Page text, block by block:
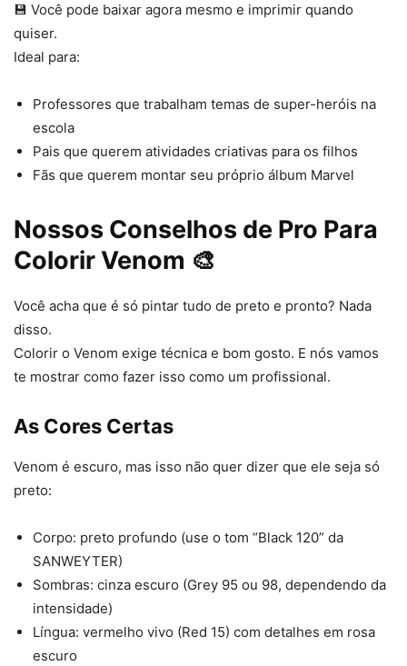
💾 Você pode baixar agora mesmo e imprimir quando
quiser.
Ideal para:
Professores que trabalham temas de super-heróis na
escola
Pais que querem atividades criativas para os filhos
Fãs que querem montar seu próprio álbum Marvel
Nossos Conselhos de Pro Para
Colorir Venom 🎨
Você acha que é só pintar tudo de preto e pronto? Nada
disso.
Colorir o Venom exige técnica e bom gosto. E nós vamos
te mostrar como fazer isso como um profissional.
As Cores Certas
Venom é escuro, mas isso não quer dizer que ele seja só
preto:
Corpo: preto profundo (use o tom “Black 120” da
SANWEYTER)
Sombras: cinza escuro (Grey 95 ou 98, dependendo da
intensidade)
Língua: vermelho vivo (Red 15) com detalhes em rosa
escuro